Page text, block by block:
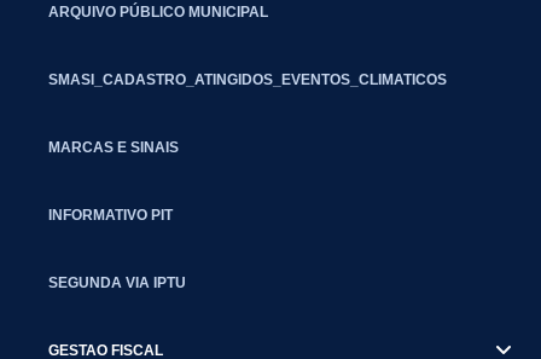
ARQUIVO PÚBLICO MUNICIPAL
SMASI_CADASTRO_ATINGIDOS_EVENTOS_CLIMATICOS
MARCAS E SINAIS
INFORMATIVO PIT
SEGUNDA VIA IPTU
GESTAO FISCAL